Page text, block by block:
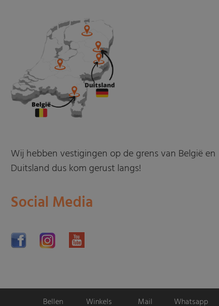
Wij hebben vestigingen op de grens van België en
Duitsland dus kom gerust langs!
Social Media
Bellen Winkels Mail Whatsapp
Motorpromo.nl door ProShops